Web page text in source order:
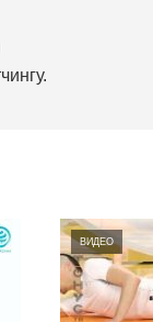
ВИДЕО